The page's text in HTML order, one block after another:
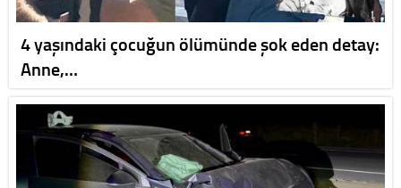
4 yaşındaki çocuğun ölümünde şok eden detay:
Anne,…